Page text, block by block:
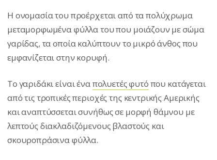
Η ονομασία του προέρχεται από τα πολύχρωμα
μεταμορφωμένα φύλλα του που μοιάζουν με σώμα
γαρίδας, τα οποία καλύπτουν το μικρό άνθος που
εμφανίζεται στην κορυφή.
Το γαριδάκι είναι έναπολυετές φυτό που κατάγεται
από τις τροπικές περιοχές της κεντρικής Αμερικής
και αναπτύσσεται συνήθως σε μορφή θάμνου με
λεπτούς διακλαδιζόμενους βλαστούς και
σκουροπράσινα φύλλα.